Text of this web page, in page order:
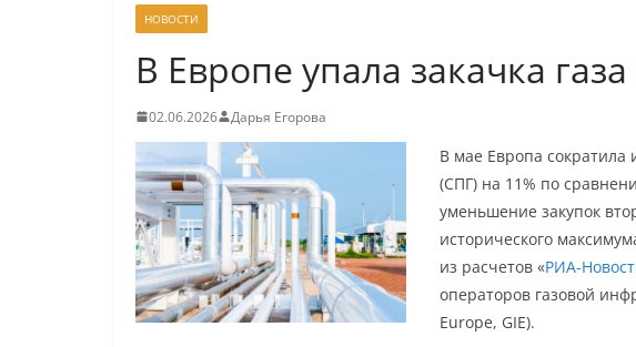
НОВОСТИ
В Европе упала закачка
02.06.2026 Дарья Егорова
В мае Европа сократила
(СПГ) на 11% по
уменьшение закупок
исторического
из расчетов «РИА-
операторов газовой
Europe, GIE).